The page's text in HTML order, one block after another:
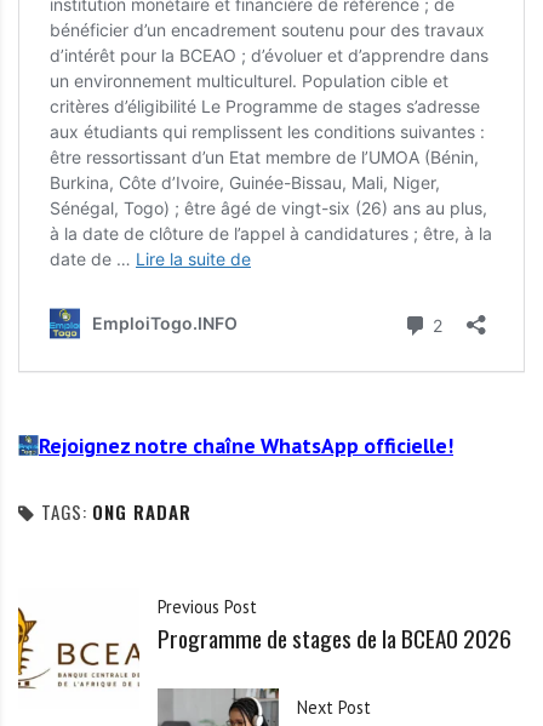
Rejoignez notre chaîne WhatsApp officielle!
TAGS: ONG RADAR
Previous Post
Programme de stages de la BCEAO 2026
Next Post